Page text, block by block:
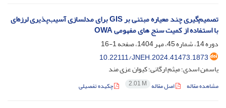
تصمیم‌گیری چند معیاره مبتنی بر GIS برای مدلسازی آسیب‌پذیری لرزه‌ای
با استفاده از کمیت سنج های مفهومی OWA
دوره 14، شماره 45، مهر 1404، صفحه
1-16
10.22111/JNEH.2024.41473.1873
یاسمن اسدی؛ میثم ارگانی؛ کیوان عزی مند
مشاهده مقاله اصل مقاله 2.01 M چکیده تفصیلی